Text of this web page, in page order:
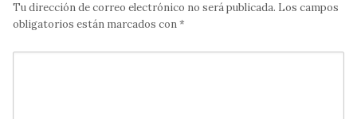
Tu dirección de correo electrónico no será publicada. Los campos
obligatorios están marcados con*